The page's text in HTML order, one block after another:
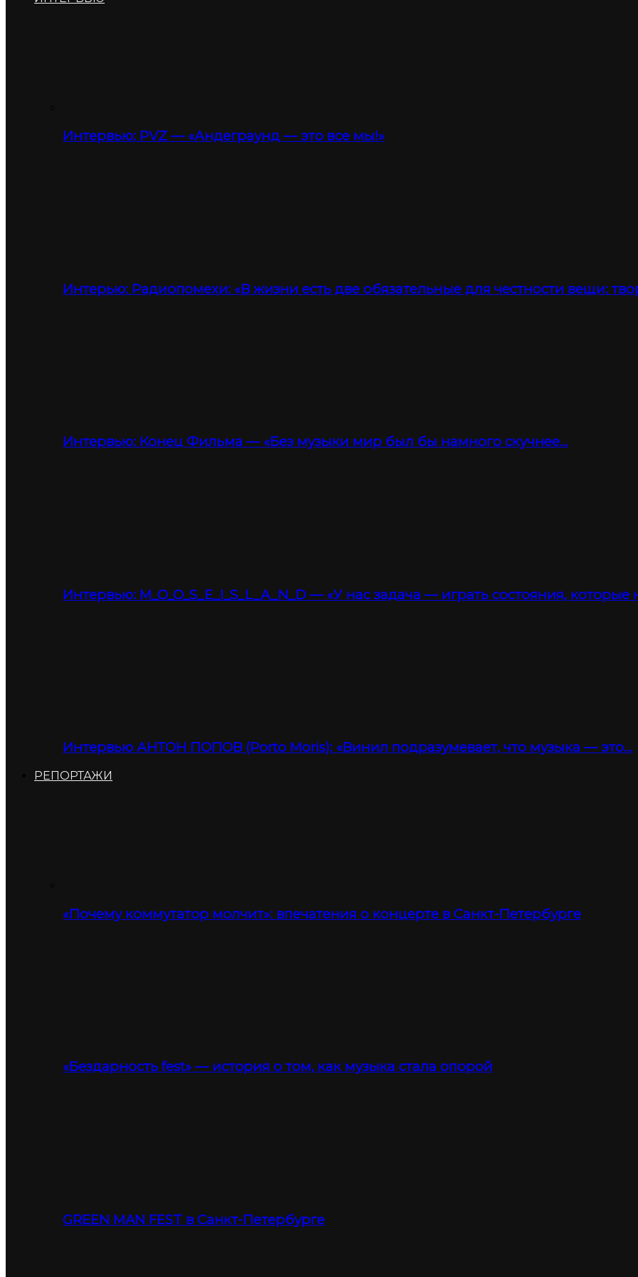
Интервью: PVZ — «Андеграунд — это все мы!»
Интерью: Радиопомехи: «В жизни есть две обязательные для честности вещи:
Интервью: Конец Фильма — «Без музыки мир был бы намного скучнее…
Интервью: M_O_O_S_E_I_S_L_A_N_D — «У нас задача — играть состояния, которые
Интервью АНТОН ПОПОВ (Porto Moris): «Винил подразумевает, что музыка — это…
РЕПОРТАЖИ
«Почему коммутатор молчит»: впечатения о концерте в Санкт-Петербурге
«Бездарность fest» — история о том, как музыка стала опорой
GREEN MAN FEST в Санкт-Петербурге